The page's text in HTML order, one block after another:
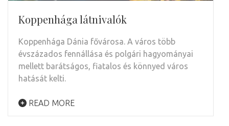
Koppenhága látnivalók
Koppenhága Dánia fővárosa. A város több
évszázados fennállása és polgári hagyományai
mellett barátságos, fiatalos és könnyed város
hatását kelti.
READ MORE